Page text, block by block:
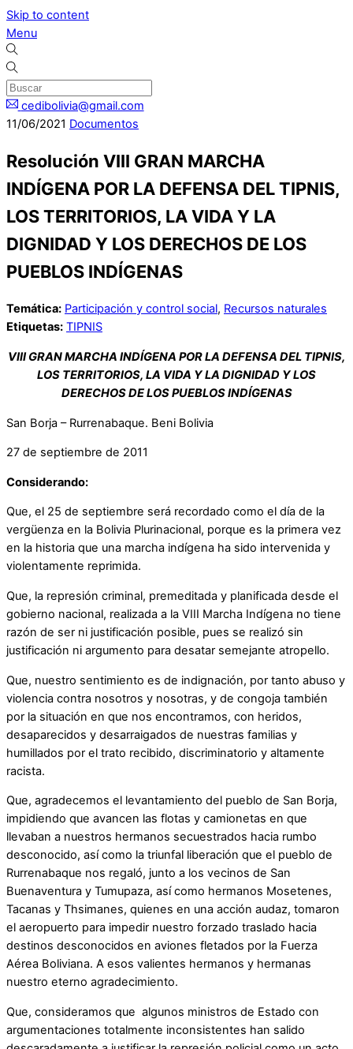
Skip to content
Menu
cedibolivia@gmail.com
11/06/2021 Documentos
Resolución VIII GRAN MARCHA
INDÍGENA POR LA DEFENSA DEL TIPNIS,
LOS TERRITORIOS, LA VIDA Y LA
DIGNIDAD Y LOS DERECHOS DE LOS
PUEBLOS INDÍGENAS
Temática: Participación y control social, Recursos naturales
Etiquetas: TIPNIS
VIII GRAN MARCHA INDÍGENA POR LA DEFENSA DEL TIPNIS,
LOS TERRITORIOS, LA VIDA Y LA DIGNIDAD Y LOS
DERECHOS DE LOS PUEBLOS INDÍGENAS
San Borja – Rurrenabaque. Beni Bolivia
27 de septiembre de 2011
Considerando:
Que, el 25 de septiembre será recordado como el día de la
vergüenza en la Bolivia Plurinacional, porque es la primera vez
en la historia que una marcha indígena ha sido intervenida y
violentamente reprimida.
Que, la represión criminal, premeditada y planificada desde el
gobierno nacional, realizada a la VIII Marcha Indígena no tiene
razón de ser ni justificación posible, pues se realizó sin
justificación ni argumento para desatar semejante atropello.
Que, nuestro sentimiento es de indignación, por tanto abuso y
violencia contra nosotros y nosotras, y de congoja también
por la situación en que nos encontramos, con heridos,
desaparecidos y desarraigados de nuestras familias y
humillados por el trato recibido, discriminatorio y altamente
racista.
Que, agradecemos el levantamiento del pueblo de San Borja,
impidiendo que avancen las flotas y camionetas en que
llevaban a nuestros hermanos secuestrados hacia rumbo
desconocido, así como la triunfal liberación que el pueblo de
Rurrenabaque nos regaló, junto a los vecinos de San
Buenaventura y Tumupaza, así como hermanos Mosetenes,
Tacanas y Thsimanes, quienes en una acción audaz, tomaron
el aeropuerto para impedir nuestro forzado traslado hacia
destinos desconocidos en aviones fletados por la Fuerza
Aérea Boliviana. A esos valientes hermanos y hermanas
nuestro eterno agradecimiento.
Que, consideramos que algunos ministros de Estado con
argumentaciones totalmente inconsistentes han salido